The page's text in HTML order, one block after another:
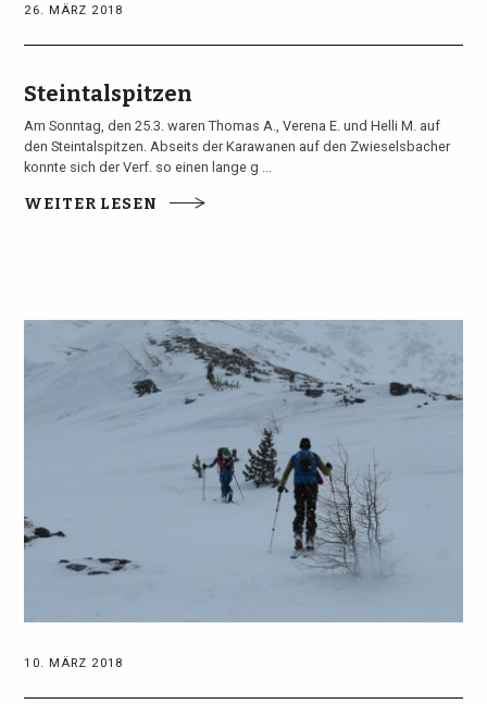
26. MÄRZ 2018
Steintalspitzen
Am Sonntag, den 25.3. waren Thomas A., Verena E. und Helli M. auf
den Steintalspitzen. Abseits der Karawanen auf den Zwieselsbacher
konnte sich der Verf. so einen lange g ...
WEITER LESEN
10. MÄRZ 2018